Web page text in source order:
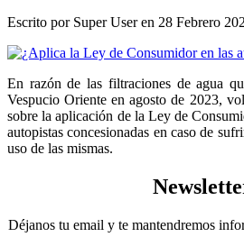
Escrito por Super User en 28 Febrero
En razón de las filtraciones de agua
Vespucio Oriente en agosto de 2023,
sobre la aplicación de la Ley de
autopistas concesionadas en caso de
uso de las mismas.
Déjanos tu email y te mantendremos